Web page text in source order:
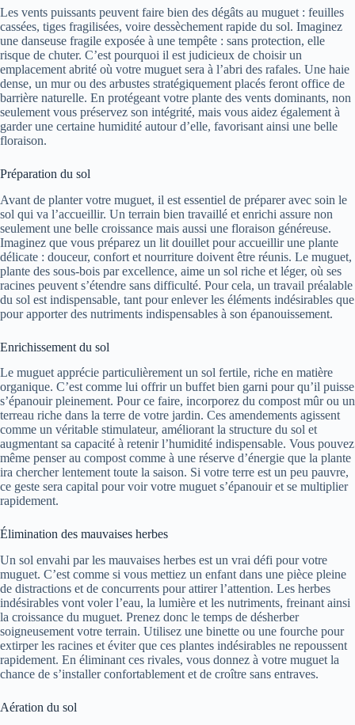
Les vents puissants peuvent faire bien des dégâts au muguet : feuilles
cassées, tiges fragilisées, voire dessèchement rapide du sol. Imaginez
une danseuse fragile exposée à une tempête : sans protection, elle
risque de chuter. C’est pourquoi il est judicieux de choisir un
emplacement abrité où votre muguet sera à l’abri des rafales. Une haie
dense, un mur ou des arbustes stratégiquement placés feront office de
barrière naturelle. En protégeant votre plante des vents dominants, non
seulement vous préservez son intégrité, mais vous aidez également à
garder une certaine humidité autour d’elle, favorisant ainsi une belle
floraison.
Préparation du sol
Avant de planter votre muguet, il est essentiel de préparer avec soin le
sol qui va l’accueillir. Un terrain bien travaillé et enrichi assure non
seulement une belle croissance mais aussi une floraison généreuse.
Imaginez que vous préparez un lit douillet pour accueillir une plante
délicate : douceur, confort et nourriture doivent être réunis. Le muguet,
plante des sous-bois par excellence, aime un sol riche et léger, où ses
racines peuvent s’étendre sans difficulté. Pour cela, un travail préalable
du sol est indispensable, tant pour enlever les éléments indésirables que
pour apporter des nutriments indispensables à son épanouissement.
Enrichissement du sol
Le muguet apprécie particulièrement un sol fertile, riche en matière
organique. C’est comme lui offrir un buffet bien garni pour qu’il puisse
s’épanouir pleinement. Pour ce faire, incorporez du compost mûr ou un
terreau riche dans la terre de votre jardin. Ces amendements agissent
comme un véritable stimulateur, améliorant la structure du sol et
augmentant sa capacité à retenir l’humidité indispensable. Vous pouvez
même penser au compost comme à une réserve d’énergie que la plante
ira chercher lentement toute la saison. Si votre terre est un peu pauvre,
ce geste sera capital pour voir votre muguet s’épanouir et se multiplier
rapidement.
Élimination des mauvaises herbes
Un sol envahi par les mauvaises herbes est un vrai défi pour votre
muguet. C’est comme si vous mettiez un enfant dans une pièce pleine
de distractions et de concurrents pour attirer l’attention. Les herbes
indésirables vont voler l’eau, la lumière et les nutriments, freinant ainsi
la croissance du muguet. Prenez donc le temps de désherber
soigneusement votre terrain. Utilisez une binette ou une fourche pour
extirper les racines et éviter que ces plantes indésirables ne repoussent
rapidement. En éliminant ces rivales, vous donnez à votre muguet la
chance de s’installer confortablement et de croître sans entraves.
Aération du sol